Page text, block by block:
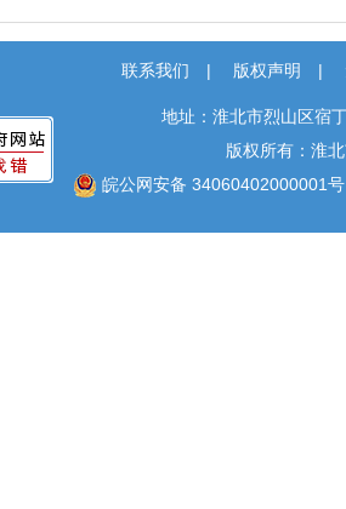
联系我们 | 版权声明 |
地址：淮北市烈山区宿
版权所有：淮
皖公网安备 34060402000001号